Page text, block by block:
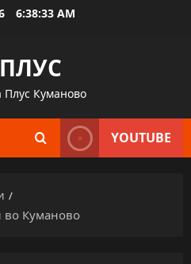
6:38:34 AM
Плус Куманово
YOUTUBE
во Куманово